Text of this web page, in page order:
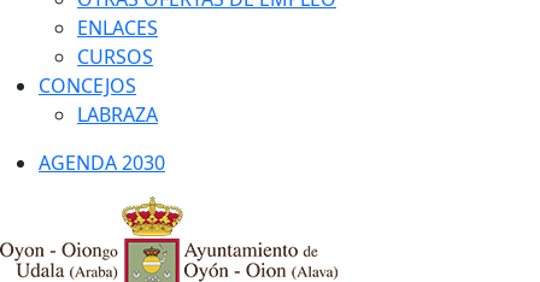
ENLACES
CURSOS
CONCEJOS
LABRAZA
AGENDA 2030